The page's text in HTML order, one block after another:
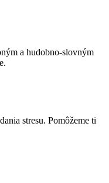
a hudobno-slovným
stresu. Pomôžeme ti